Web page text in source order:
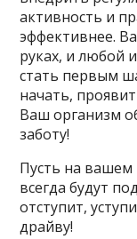
активность и
эффективнее.
руках, и любой
стать первым
начать,
Ваш организм
заботу!
Пусть на вашем
всегда будут
отступит,
драйву!